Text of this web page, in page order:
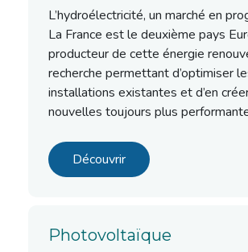
L’hydroélectricité, un marché en
La France est le deuxième pays
producteur de cette énergie
recherche permettant d’optimiser
installations existantes et d’en
nouvelles toujours plus
Découvrir
Photovoltaïque